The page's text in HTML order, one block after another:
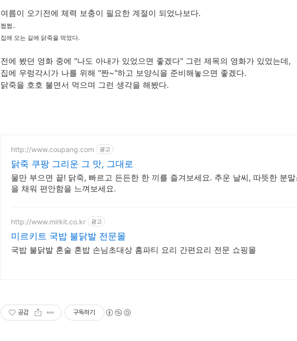
여름이 오기전에 체력 보충이 필요한 계절이 되었나보다.
쩝쩝..
집에 오는 길에 닭죽을 먹었다.
전에 봤던 영화 중에 "나도 아내가 있었으면 좋겠다" 그런 제목의 영화가 있었는데,
집에 우렁각시가 나를 위해 "짠~"하고 보양식을 준비해놓으면 좋겠다.
닭죽을 호호 불면서 먹으며 그런 생각을 해봤다.
http://www.coupang.com 광고
닭죽 쿠팡 그리운 그 맛, 그대로
물만 부으면 끝! 닭죽, 빠르고 든든한 한 끼를 즐겨보세요. 추운 날씨, 따뜻한 분
을 채워 편안함을 느껴보세요.
http://www.mirkit.co.kr 광고
미르키트 국밥 불닭발 전문몰
국밥 불닭발 혼술 혼밥 손님초대상 홈파티 요리 간편요리 전문 쇼핑몰
공감 구독하기